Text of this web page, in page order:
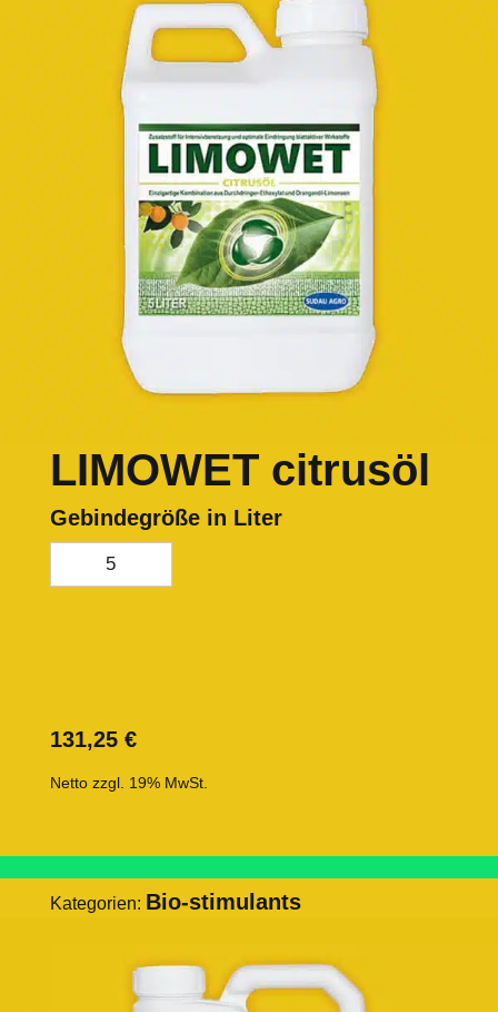
LIMOWET citrusöl
Gebindegröße in Liter
5
131,25 €
Netto zzgl. 19% MwSt.
Kategorien: Bio-stimulants